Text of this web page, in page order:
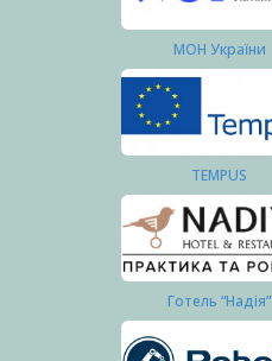
МОН України
TEMPUS
Готель “Надія”